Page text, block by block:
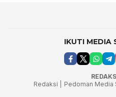
IKUTI MEDIA
Redaksi |
Pedoman Media